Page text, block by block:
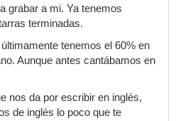
grabar a mi. Ya tenemos
terminadas.
tenemos el 60% en
Aunque antes cantábamos en
nos da por escribir en inglés,
de inglés lo poco que te